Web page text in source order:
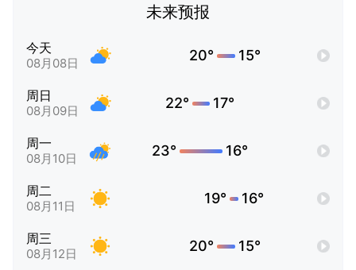
未来预报
今天
08月08日 20° 15°
周日
08月09日 22° 17°
周一
08月10日 23° 16°
周二
08月11日 19° 16°
周三
08月12日 20° 15°